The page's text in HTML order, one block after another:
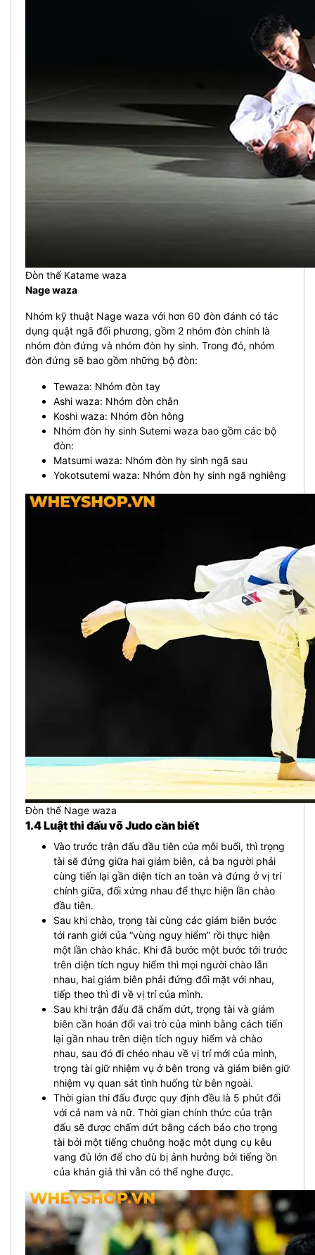
Đòn thế Katame waza
Nage waza
Nhóm kỹ thuật Nage waza với hơn 60 đòn đánh có tác
dụng quật ngã đối phương, gồm 2 nhóm đòn chính là
nhóm đòn đứng và nhóm đòn hy sinh. Trong đó, nhóm
đòn đứng sẽ bao gồm những bộ đòn:
Tewaza: Nhóm đòn tay
Ashi waza: Nhóm đòn chân
Koshi waza: Nhóm đòn hông
Nhóm đòn hy sinh Sutemi waza bao gồm các bộ
đòn:
Matsumi waza: Nhóm đòn hy sinh ngã sau
Yokotsutemi waza: Nhóm đòn hy sinh ngã nghiêng
Đòn thế Nage waza
1.4 Luật thi đấu võ Judo cần biết
Vào trước trận đấu đầu tiên của mỗi buổi, thì trọng
tài sẽ đứng giữa hai giám biên, cả ba người phải
cùng tiến lại gần diện tích an toàn và đứng ở vị trí
chính giữa, đối xứng nhau để thực hiện lần chào
đầu tiên.
Sau khi chào, trọng tài cùng các giám biên bước
tới ranh giới của “vùng nguy hiểm” rồi thực hiện
một lần chào khác. Khi đã bước một bước tới trước
trên diện tích nguy hiểm thì mọi người chào lẫn
nhau, hai giám biên phải đứng đối mặt với nhau,
tiếp theo thì đi về vị trí của mình.
Sau khi trận đấu đã chấm dứt, trọng tài và giám
biên cần hoán đổi vai trò của mình bằng cách tiến
lại gần nhau trên diện tích nguy hiểm và chào
nhau, sau đó đi chéo nhau về vị trí mới của mình,
trọng tài giữ nhiệm vụ ở bên trong và giám biên giữ
nhiệm vụ quan sát tình huống từ bên ngoài.
Thời gian thi đấu được quy định đều là 5 phút đối
với cả nam và nữ. Thời gian chính thức của trận
đấu sẽ được chấm dứt bằng cách báo cho trọng
tài bởi một tiếng chuông hoặc một dụng cụ kêu
vang đủ lớn để cho dù bị ảnh hưởng bởi tiếng ồn
của khán giả thì vẫn có thể nghe được.